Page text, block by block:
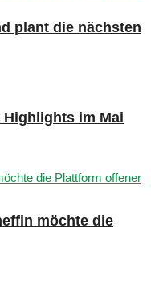
plant die nächsten
Highlights im Mai
möchte die